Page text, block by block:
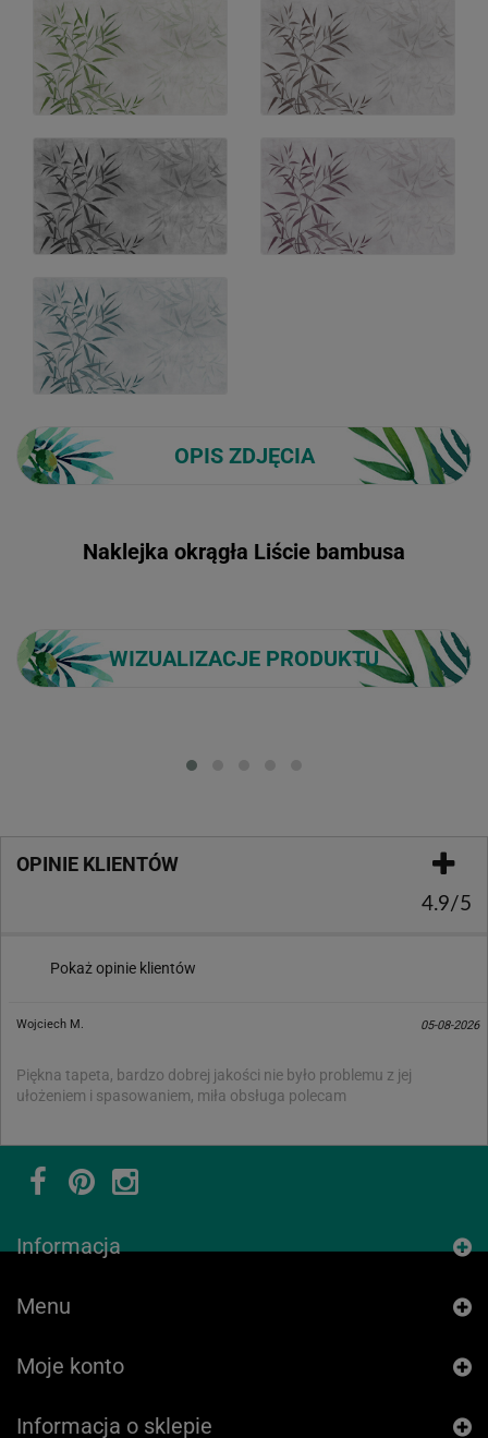
OPIS ZDJĘCIA
Naklejka okrągła Liście bambusa
WIZUALIZACJE PRODUKTU
OPINIE KLIENTÓW
4.9/5
Pokaż opinie klientów
Wojciech M. 05-08-2026
Piękna tapeta, bardzo dobrej jakości nie było problemu z jej
ułożeniem i spasowaniem, miła obsługa polecam
Informacja
Menu
Moje konto
Informacja o sklepie